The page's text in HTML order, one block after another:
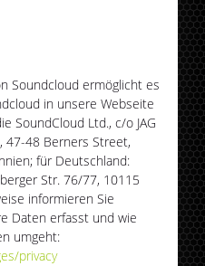
Soundcloud ermöglicht es
in unsere Webseite
SoundCloud Ltd., c/o JAG
47-48 Berners Street,
für Deutschland:
Str. 76/77, 10115
informieren Sie
Daten erfasst und wie
umgeht:
privacy